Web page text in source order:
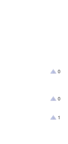
0
0
1